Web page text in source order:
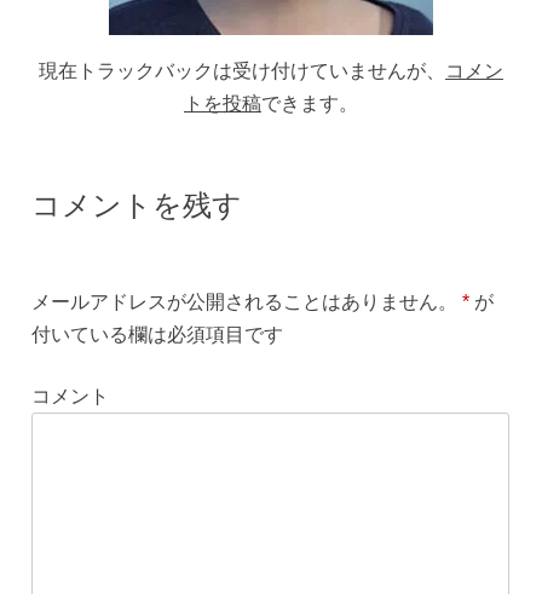
現在トラックバックは受け付けていませんが、
コメン
トを投稿できます。
コメントを残す
メールアドレスが公開されることはありません。 * が
付いている欄は必須項目です
コメント